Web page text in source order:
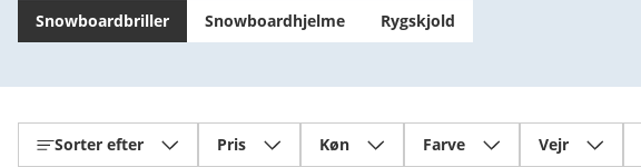
Snowboardbriller Snowboardhjelme Rygskjold
Sorter efter Pris Køn Farve Vejr